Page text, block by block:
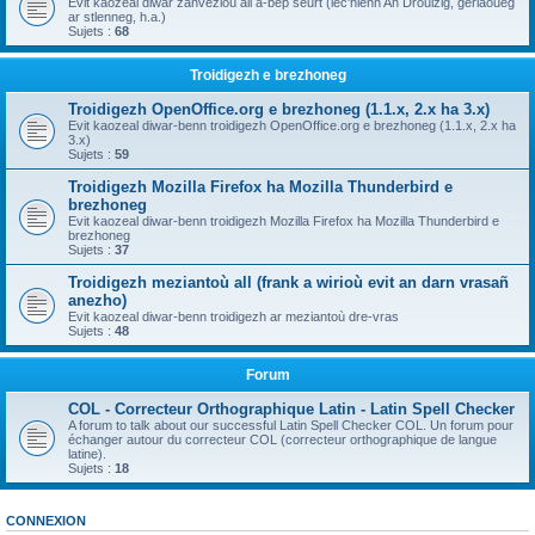
ar stlenneg, h.a.)
Sujets : 68
Troidigezh e brezhoneg
Troidigezh OpenOffice.org e brezhoneg (1.1.x, 2.x ha 3.x)
Evit kaozeal diwar-benn troidigezh OpenOffice.org e brezhoneg (1.1.x, 2.x ha
3.x)
Sujets : 59
Troidigezh Mozilla Firefox ha Mozilla Thunderbird e
brezhoneg
Evit kaozeal diwar-benn troidigezh Mozilla Firefox ha Mozilla Thunderbird e
brezhoneg
Sujets : 37
Troidigezh meziantoù all (frank a wirioù evit an darn vrasañ
anezho)
Evit kaozeal diwar-benn troidigezh ar meziantoù dre-vras
Sujets : 48
Forum
COL - Correcteur Orthographique Latin - Latin Spell Checker
A forum to talk about our successful Latin Spell Checker COL. Un forum pour
échanger autour du correcteur COL (correcteur orthographique de langue
latine).
Sujets : 18
CONNEXION